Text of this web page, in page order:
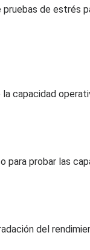
de estrés
capacidad
para probar las
del